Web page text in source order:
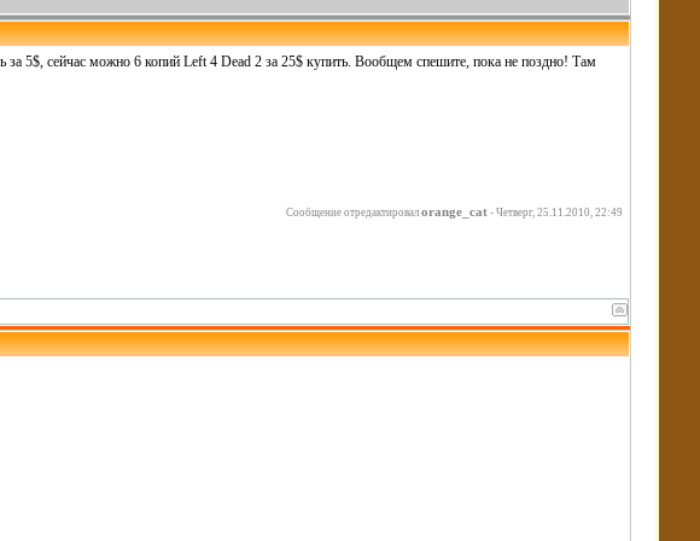
5$, сейчас можно 6 копий Left 4 Dead 2 за 25$ купить. Вообщем спешите, пока не поздно! Там
Сообщение отредактировал orange_cat - Четверг, 25.11.2010, 22:49